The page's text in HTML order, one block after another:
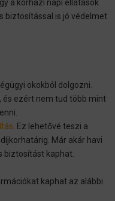
a kórházi napi ellátások
biztosítással is jó védelmet
okokból dolgozni.
és ezért nem tud több mint
. Ez lehetővé teszi a
Már akár havi
biztosítást kaphat.
kaphat az alábbi